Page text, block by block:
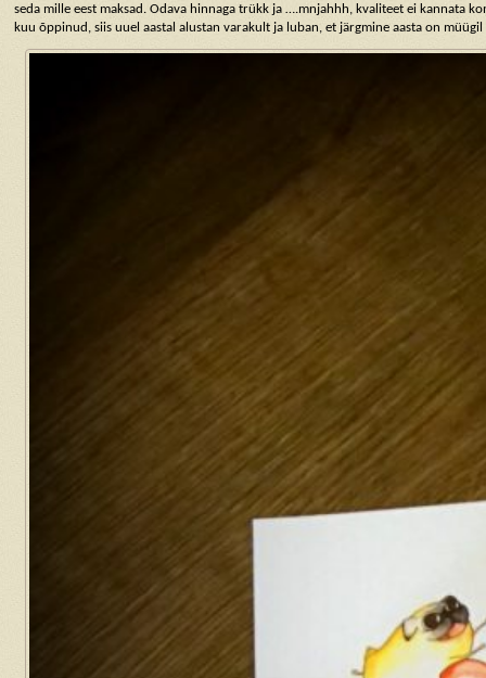
seda mille eest maksad. Odava hinnaga trükk ja ….mnjahhh, kvaliteet ei kannata
kuu õppinud, siis uuel aastal alustan varakult ja luban, et järgmine aasta on